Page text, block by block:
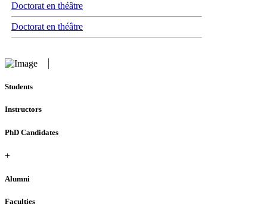
Doctorat en théâtre
Doctorat en théâtre
Students
Instructors
PhD Candidates
+
Alumni
Faculties